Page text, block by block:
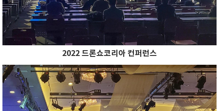
2022 드론쇼코리아 컨퍼런스
Previous